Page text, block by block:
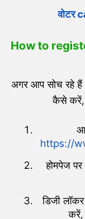
वोटर
How to
अगर आप सोच रहे हैं
कैसे करें,
https://
होमपेज
डिजी
करें,